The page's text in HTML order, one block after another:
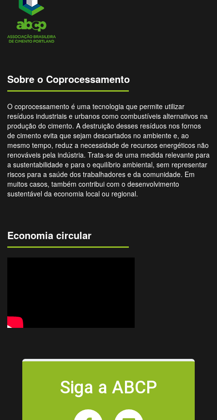
Sobre o Coprocessamento
O coprocessamento é uma tecnologia que permite utilizar
resíduos industriais e urbanos como combustíveis alternativos na
produção do cimento. A destruição desses resíduos nos fornos
de cimento evita que sejam descartados no ambiente e, ao
mesmo tempo, reduz a necessidade de recursos energéticos não
renováveis pela indústria. Trata-se de uma medida relevante para
a sustentabilidade e para o equilíbrio ambiental, sem representar
riscos para a saúde dos trabalhadores e da comunidade. Em
muitos casos, também contribui com o desenvolvimento
sustentável da economia local ou regional.
Economia circular
Siga a ABCP